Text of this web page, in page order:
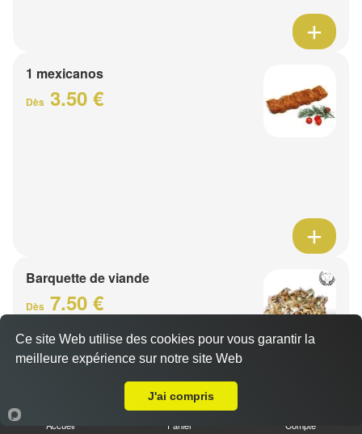
1 mexicanos
Dès 3.50 €
Barquette de viande
Dès 7.50 €
1 viande au choix
Accueil Panier Compte
Ce site Web utilise des cookies pour vous garantir la
meilleure expérience sur notre site Web
J'ai compris